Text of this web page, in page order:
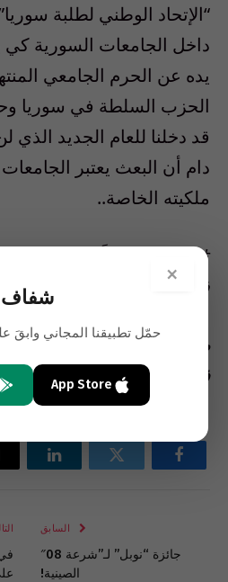
“الإتحاد الوطني لطلبة
داخل الجامعات السورية
يده عن الحرم الجامعي
الحزب السلطة في سوريا
قد دخلنا للعام الجديد
دام أن البعث يعتبر
ملكيته الخاصة..
*مفصول سابقاً من جامعة
في أعمال ذات طابع سياسي
صورة المقال من أرشيف
في جامعة حلب 20004-3-13
فيسبوك تويتر لينكدإن
السابق
جائزة “نوبل” لـ”شرعة 08″
الصينية!
×
شفاف
حمّل تطبيقنا المجاني وابقَ
App Store